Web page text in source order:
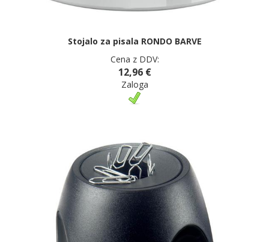
Stojalo za pisala RONDO BARVE
Cena z DDV:
12,96 €
Zaloga